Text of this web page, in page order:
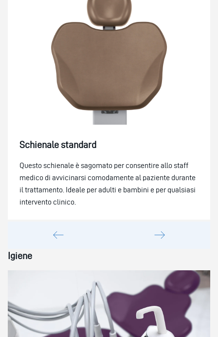
Schienale standard
Questo schienale è sagomato per consentire allo staff
medico di avvicinarsi comodamente al paziente durante
il trattamento. Ideale per adulti e bambini e per qualsiasi
intervento clinico.
Igiene